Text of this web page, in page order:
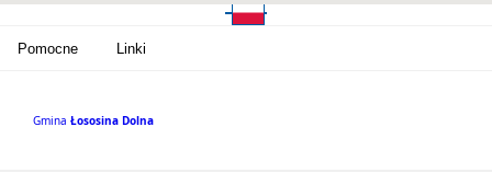
Pomocne Linki
Gmina Łososina Dolna